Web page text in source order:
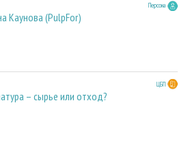
Персона
Каунова (PulpFor)
ЦБП
– сырье или отход?